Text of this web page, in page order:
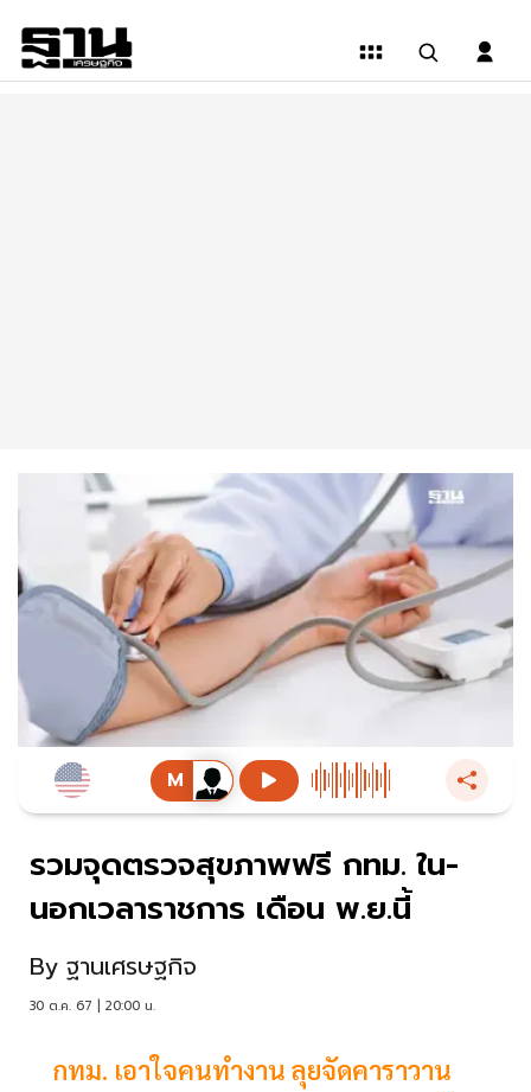
รวมจุดตรวจสุขภาพฟรี กทม. ใน-
นอกเวลาราชการ เดือน พ.ย.นี้
By ฐานเศรษฐกิจ
30 ต.ค. 67 | 20:00 น.
กทม. เอาใจคนทำงาน ลุยจัดคาราวาน